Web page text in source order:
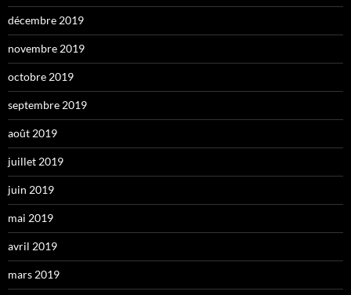
décembre 2019
novembre 2019
octobre 2019
septembre 2019
août 2019
juillet 2019
juin 2019
mai 2019
avril 2019
mars 2019